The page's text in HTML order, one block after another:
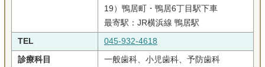
19）鴨居町・鴨居6丁目駅下車
最寄駅：JR横浜線 鴨居駅
TEL 045-932-4618
診療科目 一般歯科、小児歯科、予防歯科